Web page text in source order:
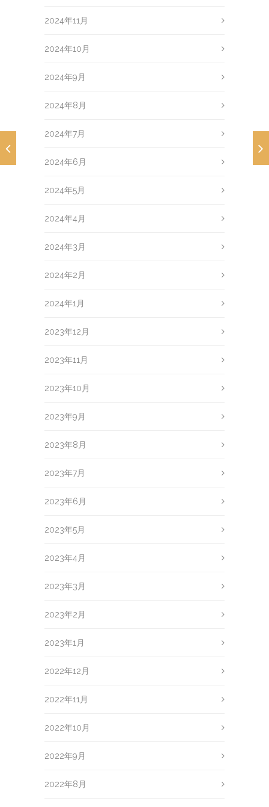
2024年11月
2024年10月
2024年9月
2024年8月
2024年7月
2024年6月
2024年5月
2024年4月
2024年3月
2024年2月
2024年1月
2023年12月
2023年11月
2023年10月
2023年9月
2023年8月
2023年7月
2023年6月
2023年5月
2023年4月
2023年3月
2023年2月
2023年1月
2022年12月
2022年11月
2022年10月
2022年9月
2022年8月